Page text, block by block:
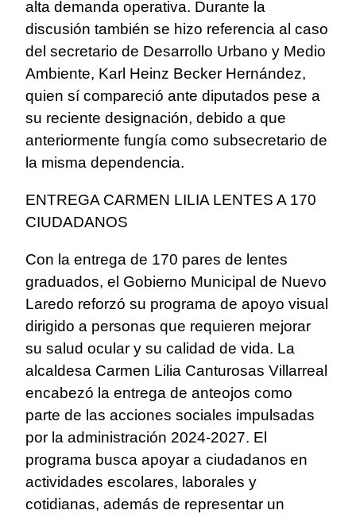
alta demanda operativa. Durante la
discusión también se hizo referencia al caso
del secretario de Desarrollo Urbano y Medio
Ambiente, Karl Heinz Becker Hernández,
quien sí compareció ante diputados pese a
su reciente designación, debido a que
anteriormente fungía como subsecretario de
la misma dependencia.
ENTREGA CARMEN LILIA LENTES A 170
CIUDADANOS
Con la entrega de 170 pares de lentes
graduados, el Gobierno Municipal de Nuevo
Laredo reforzó su programa de apoyo visual
dirigido a personas que requieren mejorar
su salud ocular y su calidad de vida. La
alcaldesa Carmen Lilia Canturosas Villarreal
encabezó la entrega de anteojos como
parte de las acciones sociales impulsadas
por la administración 2024-2027. El
programa busca apoyar a ciudadanos en
actividades escolares, laborales y
cotidianas, además de representar un